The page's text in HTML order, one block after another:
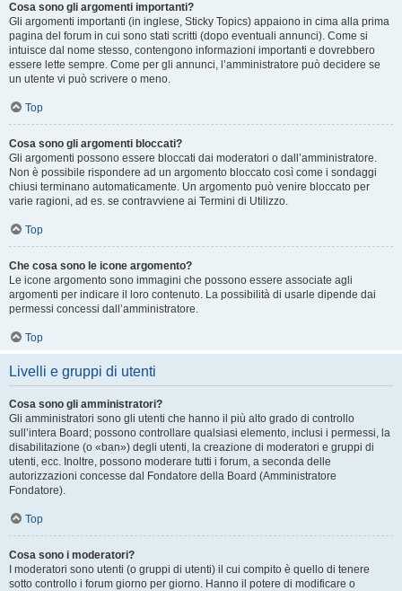
Cosa sono gli argomenti importanti?
Gli argomenti importanti (in inglese, Sticky Topics) appaiono in cima alla prima
pagina del forum in cui sono stati scritti (dopo eventuali annunci). Come si
intuisce dal nome stesso, contengono informazioni importanti e dovrebbero
essere lette sempre. Come per gli annunci, l’amministratore può decidere se
un utente vi può scrivere o meno.
Top
Cosa sono gli argomenti bloccati?
Gli argomenti possono essere bloccati dai moderatori o dall’amministratore.
Non è possibile rispondere ad un argomento bloccato così come i sondaggi
chiusi terminano automaticamente. Un argomento può venire bloccato per
varie ragioni, ad es. se contravviene ai Termini di Utilizzo.
Top
Che cosa sono le icone argomento?
Le icone argomento sono immagini che possono essere associate agli
argomenti per indicare il loro contenuto. La possibilità di usarle dipende dai
permessi concessi dall’amministratore.
Top
Livelli e gruppi di utenti
Cosa sono gli amministratori?
Gli amministratori sono gli utenti che hanno il più alto grado di controllo
sull’intera Board; possono controllare qualsiasi elemento, inclusi i permessi, la
disabilitazione (o «ban») degli utenti, la creazione di moderatori e gruppi di
utenti, ecc. Inoltre, possono moderare tutti i forum, a seconda delle
autorizzazioni concesse dal Fondatore della Board (Amministratore
Fondatore).
Top
Cosa sono i moderatori?
I moderatori sono utenti (o gruppi di utenti) il cui compito è quello di tenere
sotto controllo i forum giorno per giorno. Hanno il potere di modificare o